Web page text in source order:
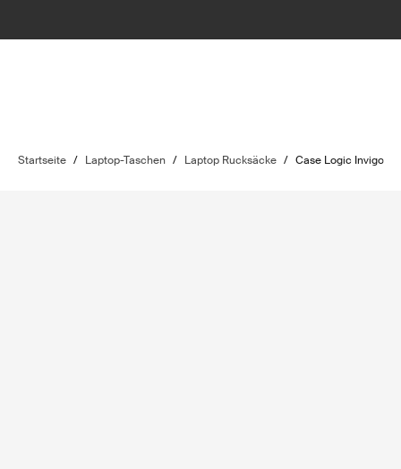
Startseite / Laptop-Taschen / Laptop Rucksäcke / Case Logic Invigo